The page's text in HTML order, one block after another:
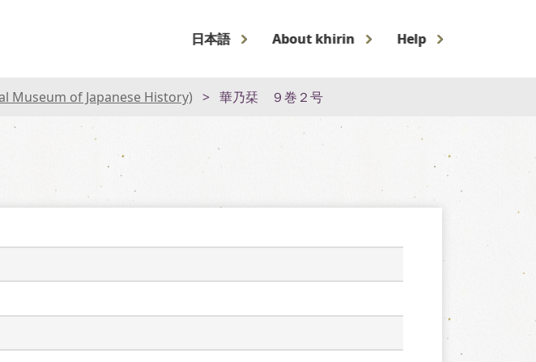
日本語 About khirin Help
Museum of Japanese History) 華乃栞 ９巻２号